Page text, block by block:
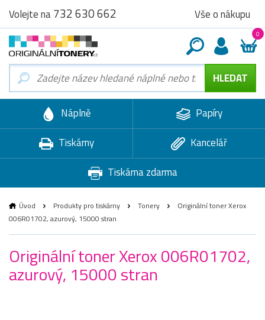
Volejte na732 630 662 Vše o nákupu
0
Náplně
Papíry
Tiskárny
Kancelář
Tiskárna zdarma
Úvod Produkty pro tiskárny Tonery
Originální toner Xerox
006R01702, azurový, 15000 stran
Originální toner Xerox 006R01702,
azurový, 15000 stran